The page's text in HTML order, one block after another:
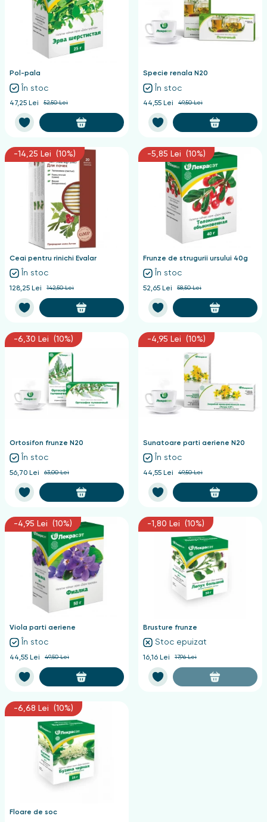
Pol-pala
În stoc
47,25 Lei 52,50 Lei
Specie renala N20
În stoc
44,55 Lei 49,50 Lei
-14,25 Lei (10%)
Ceai pentru rinichi Evalar
În stoc
128,25 Lei 142,50 Lei
-5,85 Lei (10%)
Frunze de strugurii ursului 40g
În stoc
52,65 Lei 58,50 Lei
-6,30 Lei (10%)
Ortosifon frunze N20
În stoc
56,70 Lei 63,00 Lei
-4,95 Lei (10%)
Sunatoare parti aeriene N20
În stoc
44,55 Lei 49,50 Lei
-4,95 Lei (10%)
Viola parti aeriene
În stoc
44,55 Lei 49,50 Lei
-1,80 Lei (10%)
Brusture frunze
Stoc epuizat
16,16 Lei 17,96 Lei
-6,68 Lei (10%)
Floare de soc